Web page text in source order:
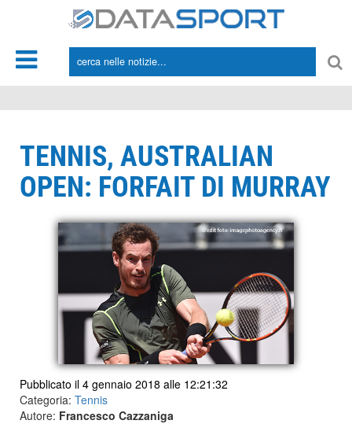
TENNIS, AUSTRALIAN
OPEN: FORFAIT DI MURRAY
Pubblicato il 4 gennaio 2018 alle 12:21:32
Categoria: Tennis
Autore: Francesco Cazzaniga